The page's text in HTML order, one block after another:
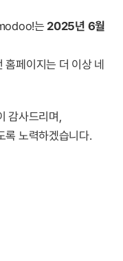
는 2025년 6월
페이지는 더 이상 네
감사드리며,
록 노력하겠습니다.